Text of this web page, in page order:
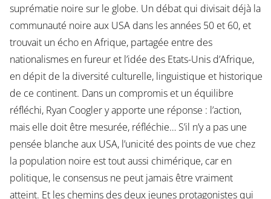
suprématie noire sur le globe. Un débat qui divisait déjà la
communauté noire aux USA dans les années 50 et 60, et
trouvait un écho en Afrique, partagée entre des
nationalismes en fureur et l’idée des Etats-Unis d’Afrique,
en dépit de la diversité culturelle, linguistique et historique
de ce continent. Dans un compromis et un équilibre
réfléchi, Ryan Coogler y apporte une réponse : l’action,
mais elle doit être mesurée, réfléchie… S’il n’y a pas une
pensée blanche aux USA, l’unicité des points de vue chez
la population noire est tout aussi chimérique, car en
politique, le consensus ne peut jamais être vraiment
atteint. Et les chemins des deux jeunes protagonistes qui